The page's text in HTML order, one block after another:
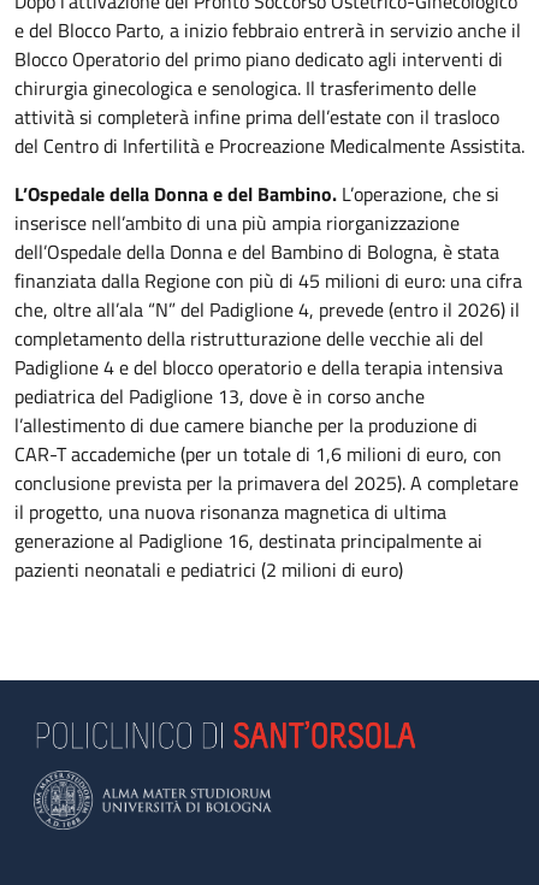
e del Blocco Parto, a inizio febbraio entrerà in servizio anche il
Blocco Operatorio del primo piano dedicato agli interventi di
chirurgia ginecologica e senologica. Il trasferimento delle
attività si completerà infine prima dell’estate con il trasloco
del Centro di Infertilità e Procreazione Medicalmente Assistita.
L’Ospedale della Donna e del Bambino. L’operazione, che si
inserisce nell’ambito di una più ampia riorganizzazione
dell’Ospedale della Donna e del Bambino di Bologna, è stata
finanziata dalla Regione con più di 45 milioni di euro: una cifra
che, oltre all’ala “N” del Padiglione 4, prevede (entro il 2026) il
completamento della ristrutturazione delle vecchie ali del
Padiglione 4 e del blocco operatorio e della terapia intensiva
pediatrica del Padiglione 13, dove è in corso anche
l’allestimento di due camere bianche per la produzione di
CAR-T accademiche (per un totale di 1,6 milioni di euro, con
conclusione prevista per la primavera del 2025). A completare
il progetto, una nuova risonanza magnetica di ultima
generazione al Padiglione 16, destinata principalmente ai
pazienti neonatali e pediatrici (2 milioni di euro)